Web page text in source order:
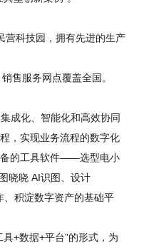
营科技园，拥有先进的生产
售服务网点覆盖全国。
成化、智能化和高效协同
，实现业务流程的数字化
备的工具软件——选型电小
晓晓 AI识图、设计
、积淀数字资产的基础平
具+数据+平台”的形式，为